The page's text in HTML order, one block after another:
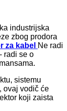
industrijska
zbog prodora
za kabel Ne radi
radi se o
sistemu
ovaj vodič će
koji zaista